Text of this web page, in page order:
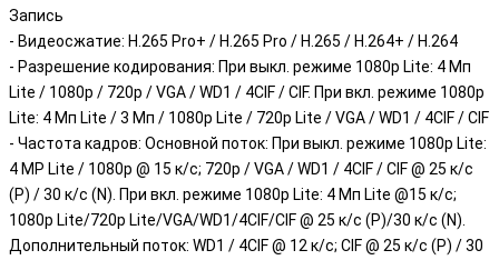
Запись
- Видеосжатие: H.265 Pro+ / H.265 Pro / H.265 / H.264+ / H.264
- Разрешение кодирования: При выкл. режиме 1080p Lite: 4 Мп
Lite / 1080p / 720p / VGA / WD1 / 4CIF / CIF. При вкл. режиме 1080p
Lite: 4 Мп Lite / 3 Мп / 1080p Lite / 720p Lite / VGA / WD1 / 4CIF / CIF
- Частота кадров: Основной поток: При выкл. режиме 1080p Lite:
4 MP Lite / 1080p @ 15 к/с; 720p / VGA / WD1 / 4CIF / CIF @ 25 к/с
(P) / 30 к/с (N). При вкл. режиме 1080p Lite: 4 Мп Lite @15 к/с;
1080p Lite/720p Lite/VGA/WD1/4CIF/CIF @ 25 к/с (P)/30 к/с (N).
Дополнительный поток: WD1 / 4CIF @ 12 к/с; CIF @ 25 к/с (P) / 30